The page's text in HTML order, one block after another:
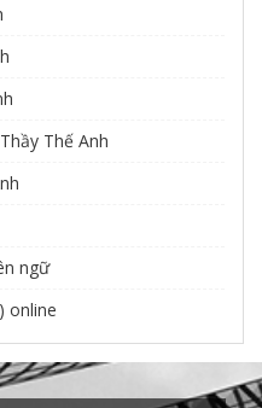
Thế Anh
ngữ
online